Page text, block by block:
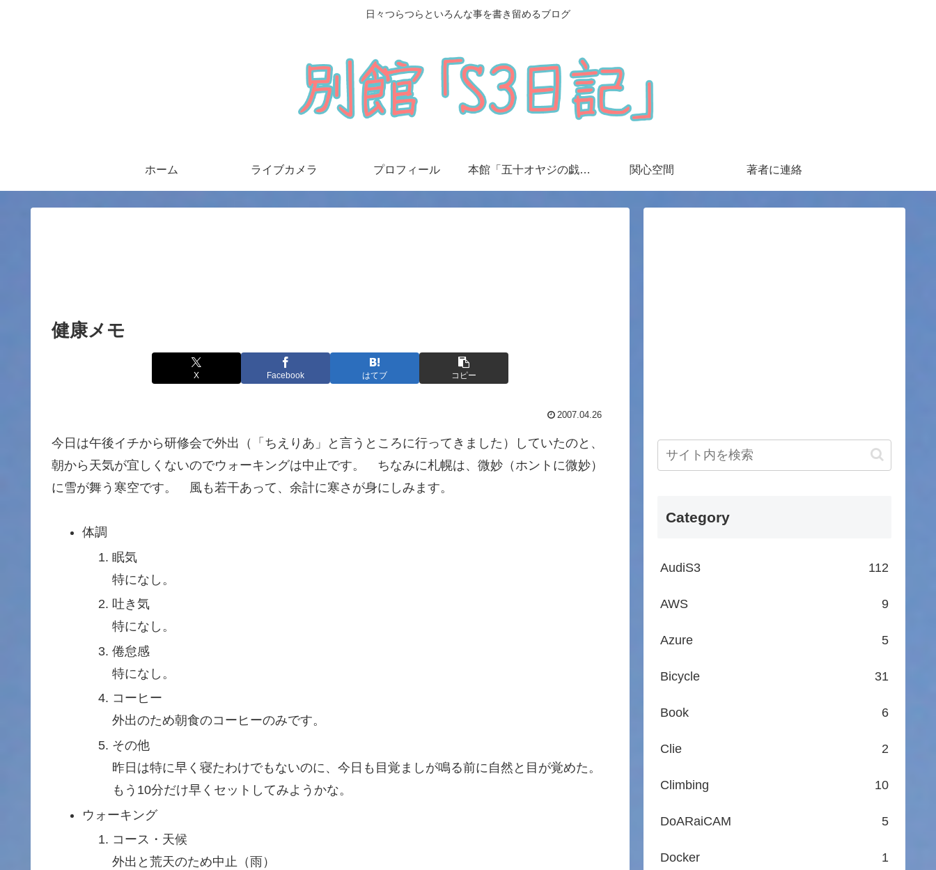
日々つらつらといろんな事を書き留めるブログ
ホーム ライブカメラ プロフィール 本館「五十オヤジの戯言日記」 関心空間 著者に連絡
健康メモ
X Facebook はてブ コピー
2007.04.26
今日は午後イチから研修会で外出（「ちえりあ」と言うところに行ってきました）していたのと、
朝から天気が宜しくないのでウォーキングは中止です。 ちなみに札幌は、微妙（ホントに微妙）
に雪が舞う寒空です。 風も若干あって、余計に寒さが身にしみます。
体調
眠気
特になし。
吐き気
特になし。
倦怠感
特になし。
コーヒー
外出のため朝食のコーヒーのみです。
その他
昨日は特に早く寝たわけでもないのに、今日も目覚ましが鳴る前に自然と目が覚めた。
もう10分だけ早くセットしてみようかな。
ウォーキング
コース・天候
外出と荒天のため中止（雨）
Category
AudiS3 112
AWS 9
Azure 5
Bicycle 31
Book 6
Clie 2
Climbing 10
DoARaiCAM 5
Docker 1